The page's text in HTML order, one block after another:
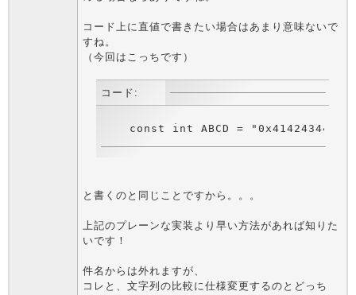
コード上に直値で書きたい場合はあまり意味ないで
すね。
（今回はこっちです）
コード:
と書くのと同じことですから。。。
上記のプレーンな実装より早い方法があれば知りた
いです！
件名からは外れますが、
コレと、文字列の比較に仕様変更するのとどっち